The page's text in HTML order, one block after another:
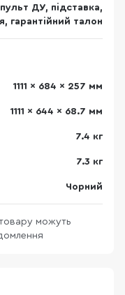
ДУ, підставка,
гарантійний талон
1111 x 684 x 257 мм
1111 x 644 x 68.7 мм
7.4 кг
7.3 кг
Чорний
можуть